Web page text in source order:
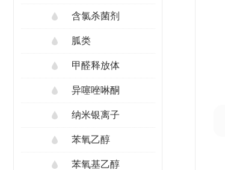
含氯杀菌剂
胍类
甲醛释放体
异噻唑啉酮
纳米银离子
苯氧乙醇
苯氧基乙醇